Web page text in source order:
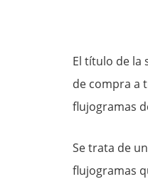
El título de la
de compra a
flujogramas
Se trata de
flujogramas